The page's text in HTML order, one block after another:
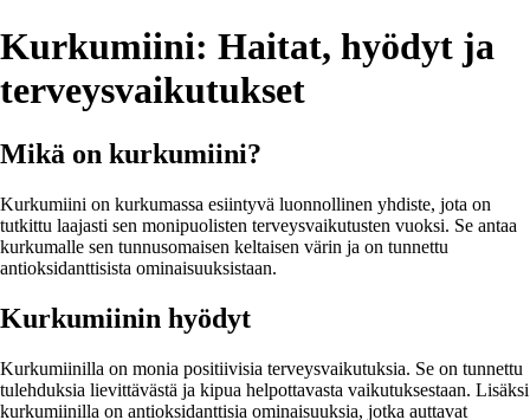
Kurkumiini: Haitat, hyödyt ja
terveysvaikutukset
Mikä on kurkumiini?
Kurkumiini on kurkumassa esiintyvä luonnollinen yhdiste, jota on
tutkittu laajasti sen monipuolisten terveysvaikutusten vuoksi. Se antaa
kurkumalle sen tunnusomaisen keltaisen värin ja on tunnettu
antioksidanttisista ominaisuuksistaan.
Kurkumiinin hyödyt
Kurkumiinilla on monia positiivisia terveysvaikutuksia. Se on tunnettu
tulehduksia lievittävästä ja kipua helpottavasta vaikutuksestaan. Lisäksi
kurkumiinilla on antioksidanttisia ominaisuuksia, jotka auttavat